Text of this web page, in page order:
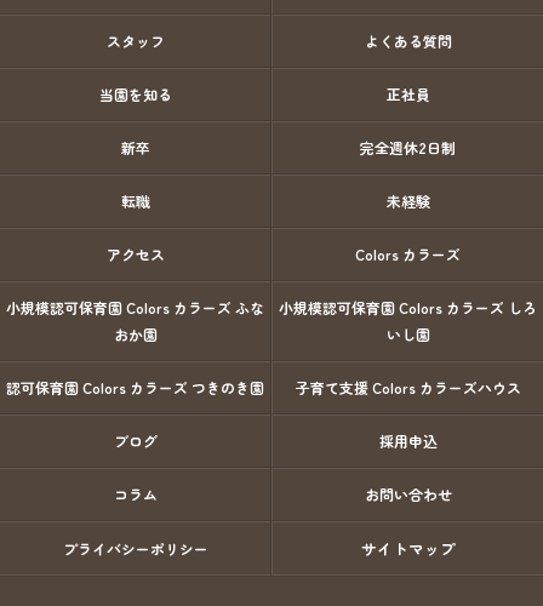
スタッフ よくある質問
当園を知る 正社員
新卒 完全週休2日制
転職 未経験
アクセス Colors カラーズ
小規模認可保育園 Colors カラーズ ふな
おか園
小規模認可保育園 Colors カラーズ しろ
いし園
認可保育園 Colors カラーズ つきのき園 子育て支援 Colors カラーズハウス
ブログ 採用申込
コラム お問い合わせ
プライバシーポリシー サイトマップ